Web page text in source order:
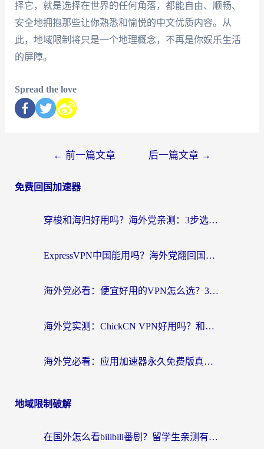
择它，就是选择在世界的任何角落，都能自由、顺畅、
安全地拥抱那些让你熟悉和愉悦的中文优质内容。从
此，地域限制将只是一个地理概念，不再是你娱乐生活
的屏障。
Spread the love
← 前一篇文章 后一篇文章 →
免费回国加速器
穿梭和海归好用吗？海外党亲测：3步选对回国加速器，无缝刷国内剧玩手游
ExpressVPN中国能用吗？海外党翻回国内的加速器选择指南（附番茄加速器实测）
海外党必看：便宜好用的VPN怎么选？3步解决回国访问难题+Steam改区技巧
海外党实测：ChickCN VPN好用吗？和OurPlay VPN对比哪个回国效果更好？附避坑指南
海外党必看：应用加速器永久免费版真的靠谱吗？教你选对回国加速器无缝刷国内资源
地域限制破解
在国外怎么看bilibili番剧？留学生亲测有效的地域限制突破指南（附酷我酷狗音乐解决方法）